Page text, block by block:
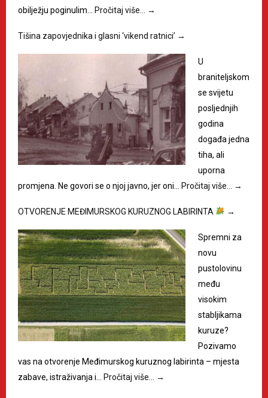
obilježju poginulim…
Pročitaj više… →
Tišina zapovjednika i glasni ‘vikend ratnici’ →
U
braniteljskom
se svijetu
posljednjih
godina
događa jedna
tiha, ali
uporna
promjena. Ne govori se o njoj javno, jer oni…
Pročitaj više… →
OTVORENJE MEĐIMURSKOG KURUZNOG LABIRINTA →
Spremni za
novu
pustolovinu
među
visokim
stabljikama
kuruze?
Pozivamo
vas na otvorenje Međimurskog kuruznog labirinta – mjesta
zabave, istraživanja i…
Pročitaj više… →